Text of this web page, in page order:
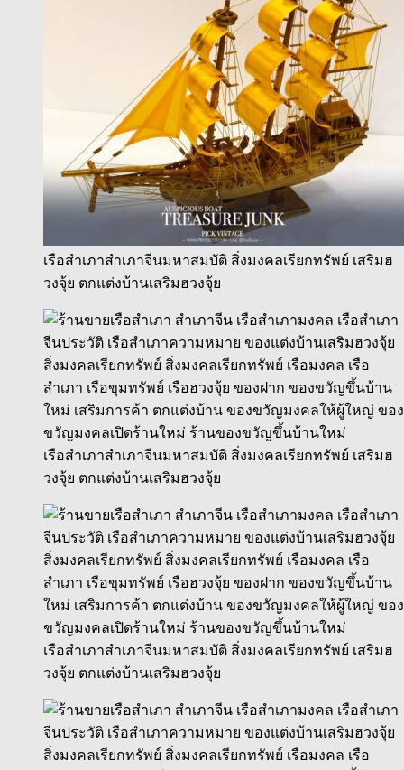
เรือสำเภาสำเภาจีนมหาสมบัติ สิ่งมงคลเรียกทรัพย์ เสริมฮ
วงจุ้ย ตกแต่งบ้านเสริมฮวงจุ้ย
เรือสำเภาสำเภาจีนมหาสมบัติ สิ่งมงคลเรียกทรัพย์ เสริมฮ
วงจุ้ย ตกแต่งบ้านเสริมฮวงจุ้ย
เรือสำเภาสำเภาจีนมหาสมบัติ สิ่งมงคลเรียกทรัพย์ เสริมฮ
วงจุ้ย ตกแต่งบ้านเสริมฮวงจุ้ย